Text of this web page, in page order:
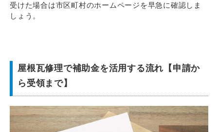
受けた場合は市区町村のホームページを早急に確認しま
しょう。
屋根瓦修理で補助金を活用する流れ【申請か
ら受領まで】